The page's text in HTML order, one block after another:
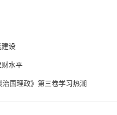
建设
财水平
国理政》第三卷学习热潮